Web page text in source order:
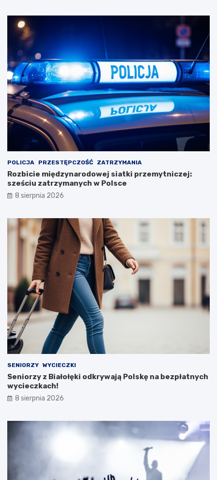
POLICJA PRZESTĘPCZOŚĆ ZATRZYMANIA
Rozbicie międzynarodowej siatki przemytniczej:
sześciu zatrzymanych w Polsce
8 sierpnia 2026
SENIORZY WYCIECZKI
Seniorzy z Białołęki odkrywają Polskę na bezpłatnych
wycieczkach!
8 sierpnia 2026